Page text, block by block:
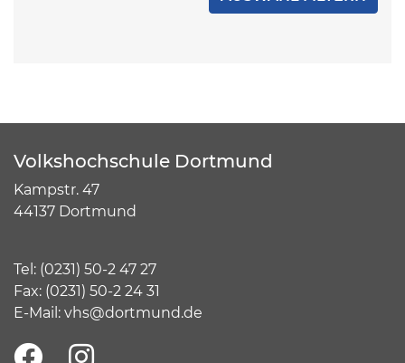
Volkshochschule Dortmund
Kampstr. 47
44137 Dortmund
Tel: (0231) 50-2 47 27
Fax: (0231) 50-2 24 31
E-Mail: vhs@dortmund.de